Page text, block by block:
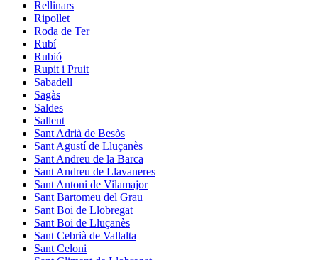
Rellinars
Ripollet
Roda de Ter
Rubí
Rubió
Rupit i Pruit
Sabadell
Sagàs
Saldes
Sallent
Sant Adrià de Besòs
Sant Agustí de Lluçanès
Sant Andreu de la Barca
Sant Andreu de Llavaneres
Sant Antoni de Vilamajor
Sant Bartomeu del Grau
Sant Boi de Llobregat
Sant Boi de Lluçanès
Sant Cebrià de Vallalta
Sant Celoni